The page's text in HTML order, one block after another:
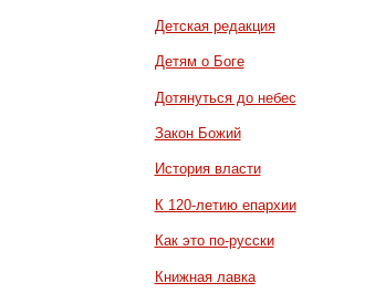
Детская редакция
Детям о Боге
Дотянуться до небес
Закон Божий
История власти
К 120-летию епархии
Как это по-русски
Книжная лавка